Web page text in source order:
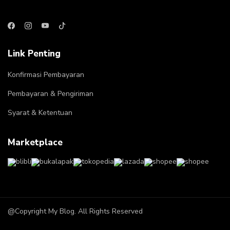
Link Penting
Konfirmasi Pembayaran
Pembayaran & Pengiriman
Syarat & Ketentuan
Marketplace
@Copyright My Blog. All Rights Reserved